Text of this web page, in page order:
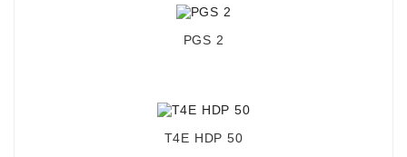
PGS 2
T4E HDP 50